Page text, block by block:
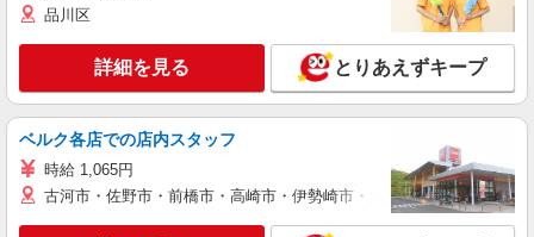
品川区
詳細を見る とりあえずキープ
ベルク各店での店内スタッフ
時給 1,065円
古河市・佐野市・前橋市・高崎市・伊勢崎市・太田市・館林市・藤